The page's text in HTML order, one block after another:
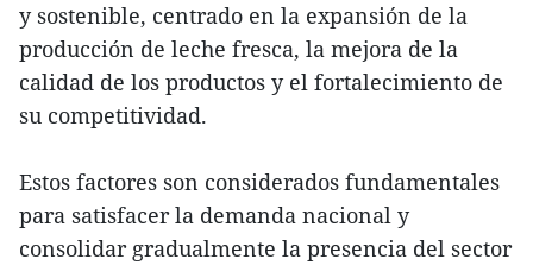
y sostenible, centrado en la expansión de la
producción de leche fresca, la mejora de la
calidad de los productos y el fortalecimiento de
su competitividad.
Estos factores son considerados fundamentales
para satisfacer la demanda nacional y
consolidar gradualmente la presencia del sector